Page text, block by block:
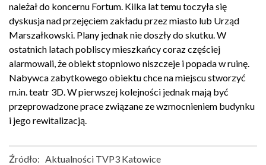
należał do koncernu Fortum. Kilka lat temu toczyła się
dyskusja nad przejęciem zakładu przez miasto lub Urząd
Marszałkowski. Plany jednak nie doszły do skutku. W
ostatnich latach pobliscy mieszkańcy coraz częściej
alarmowali, że obiekt stopniowo niszczeje i popada w ruinę.
Nabywca zabytkowego obiektu chce na miejscu stworzyć
m.in. teatr 3D. W pierwszej kolejności jednak mają być
przeprowadzone prace związane ze wzmocnieniem budynku
i jego rewitalizacją.
Źródło: Aktualności TVP3 Katowice